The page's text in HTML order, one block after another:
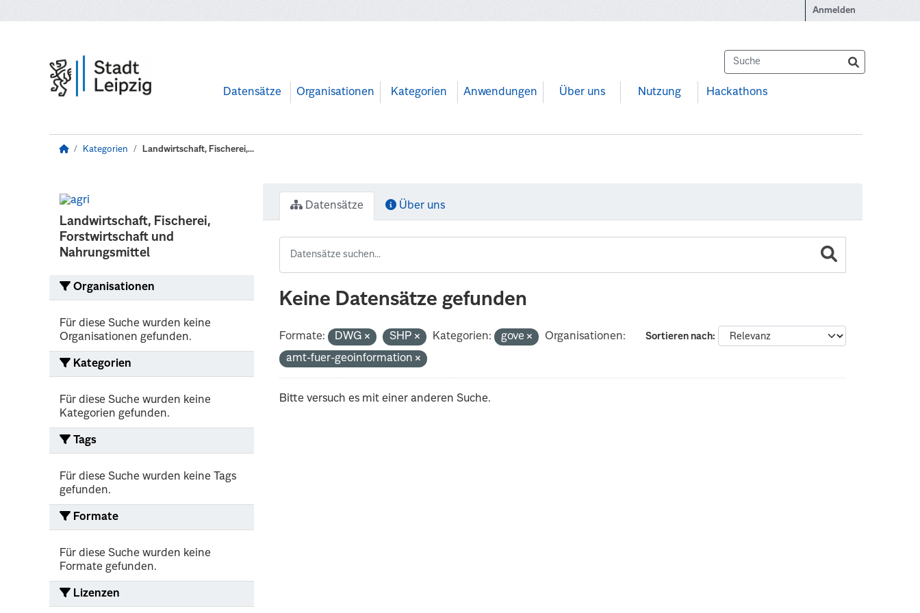
Anmelden
Datensätze Organisationen Kategorien Anwendungen Über uns Nutzung Hackathons
Kategorien Landwirtschaft, Fischerei,...
Landwirtschaft, Fischerei,
Forstwirtschaft und
Nahrungsmittel
Organisationen
Für diese Suche wurden keine
Organisationen gefunden.
Kategorien
Für diese Suche wurden keine
Kategorien gefunden.
Tags
Für diese Suche wurden keine Tags
gefunden.
Formate
Für diese Suche wurden keine
Formate gefunden.
Lizenzen
Datensätze Über uns
Keine Datensätze gefunden
Sortieren nach
Formate: DWG SHP Kategorien: gove
Organisationen:
amt-fuer-geoinformation
Bitte versuch es mit einer anderen Suche.